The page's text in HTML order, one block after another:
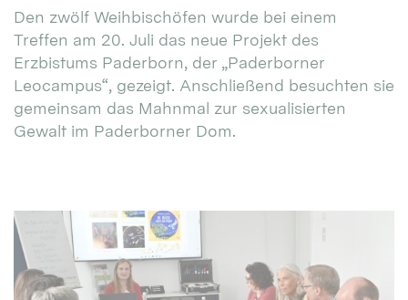
Den zwölf Weihbischöfen wurde bei einem
Treffen am 20. Juli das neue Projekt des
Erzbistums Paderborn, der „Paderborner
Leocampus“, gezeigt. Anschließend besuchten sie
gemeinsam das Mahnmal zur sexualisierten
Gewalt im Paderborner Dom.